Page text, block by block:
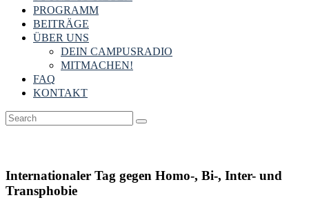
PROGRAMM
BEITRÄGE
ÜBER UNS
DEIN CAMPUSRADIO
MITMACHEN!
FAQ
KONTAKT
Internationaler Tag gegen Homo-, Bi-, Inter- und
Transphobie